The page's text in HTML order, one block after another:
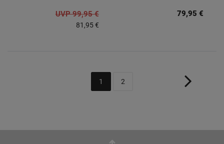
UVP 99,95 €
81,95 €
79,95 €
1 2